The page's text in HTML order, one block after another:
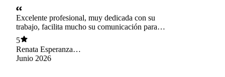
Excelente profesional, muy dedicada con su
trabajo, facilita mucho su comunicación para
comprender diagnósticos y trabajos a realizar en
nuestra bebé sin tanto término médico.
5
Renata Esperanza
Silva Oyarzún
Junio 2026